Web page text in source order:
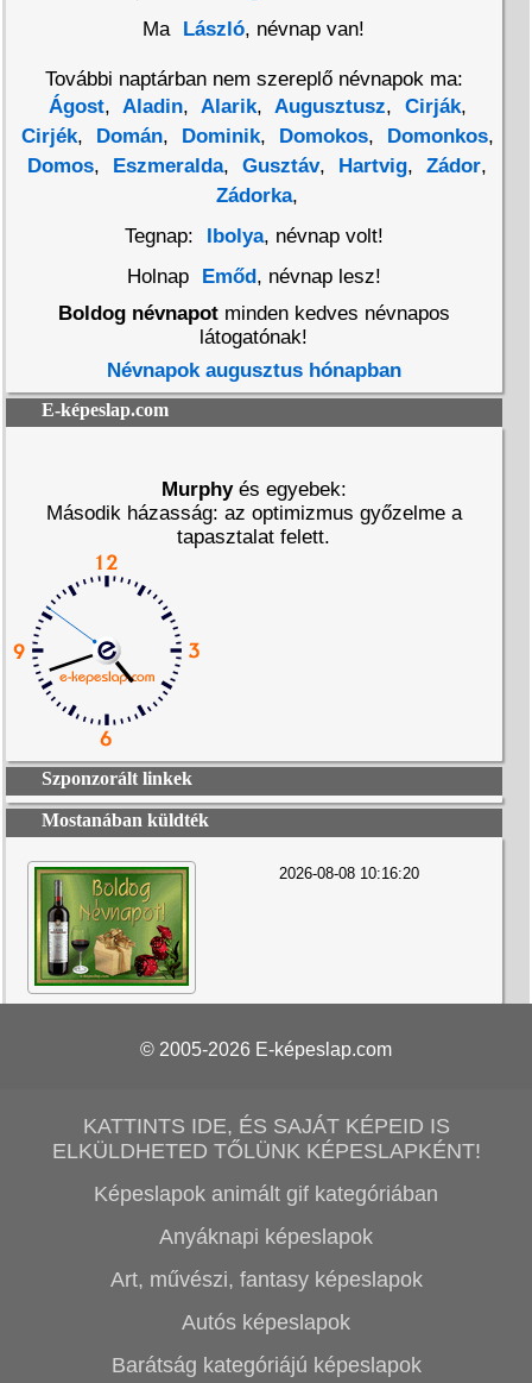
Ma
László, névnap van!
További naptárban nem szereplő névnapok ma:
Ágost, Aladin, Alarik, Augusztusz, Cirják,
Cirjék, Domán, Dominik, Domokos, Domonkos,
Domos, Eszmeralda, Gusztáv, Hartvig, Zádor,
Zádorka,
Tegnap:
Ibolya, névnap volt!
Holnap
Emőd , névnap lesz!
Boldog névnapotminden kedves névnapos
látogatónak!
Névnapok augusztus hónapban
E-képeslap.com
Murphyés egyebek:
Második házasság: az optimizmus győzelme a
tapasztalat felett.
Szponzorált linkek
Mostanában küldték
2026-08-08 10:16:20
© 2005-2026 E-képeslap.com
KATTINTS IDE, ÉS SAJÁT KÉPEID IS
ELKÜLDHETED TŐLÜNK KÉPESLAPKÉNT!
Képeslapok animált gif kategóriában
Anyáknapi képeslapok
Art, művészi, fantasy képeslapok
Autós képeslapok
Barátság kategóriájú képeslapok